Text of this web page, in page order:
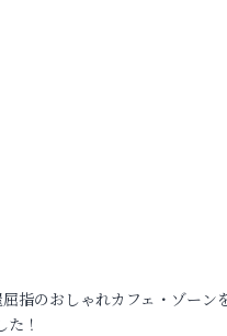
指のおしゃれカフェ・ゾーン
た！